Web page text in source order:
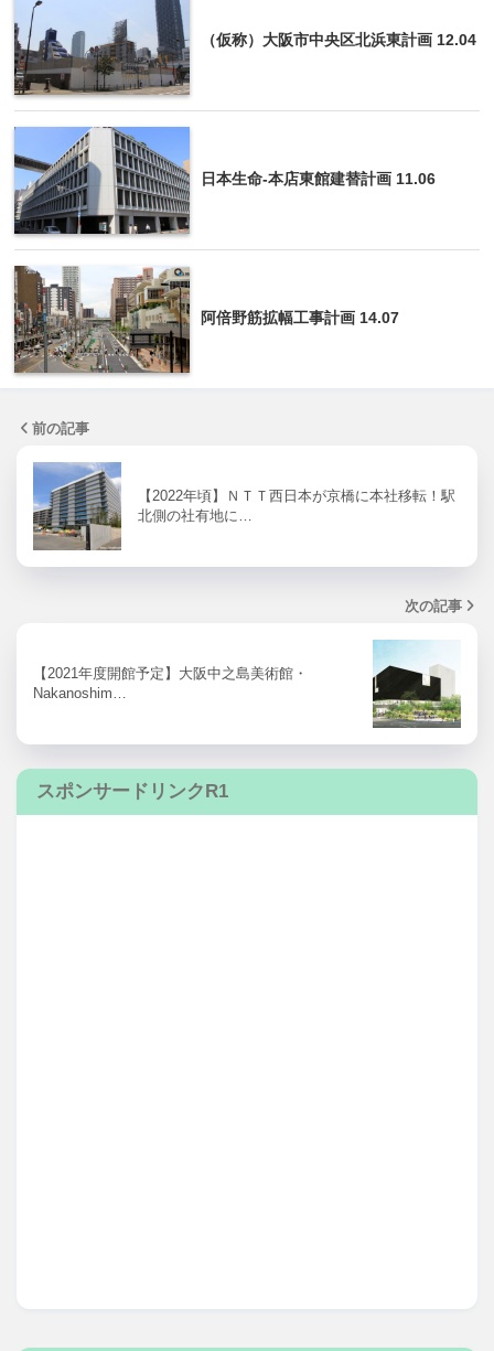
（仮称）大阪市中央区北浜東計画 12.04
日本生命-本店東館建替計画 11.06
阿倍野筋拡幅工事計画 14.07
前の記事
【2022年頃】ＮＴＴ西日本が京橋に本社移転！駅
北側の社有地に…
次の記事
【2021年度開館予定】大阪中之島美術館・
Nakanoshim…
スポンサードリンクR1